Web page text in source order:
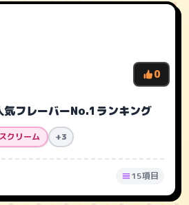
0
気フレーバーNo.1ランキング
クリーム +3
15項目